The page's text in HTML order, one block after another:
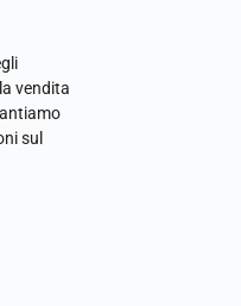
vendita
sul